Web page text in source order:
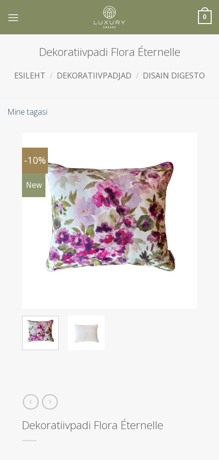
0
Dekoratiivpadi Flora Éternelle
ESILEHT / DEKORATIIVPADJAD / DISAIN DIGESTO
Mine tagasi
-10%
New
Dekoratiivpadi Flora Éternelle